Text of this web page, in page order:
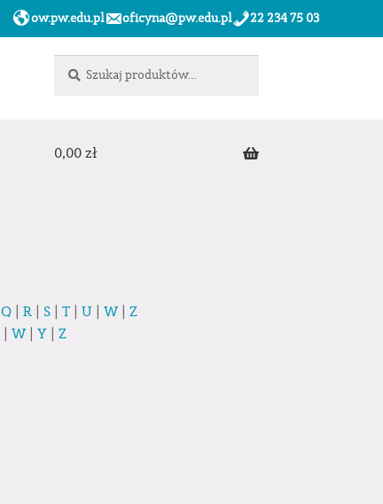
ow.pw.edu.pl oficyna@pw.edu.pl 22 234 75 03
0,00 zł
Q| R| S| T| U | W| Z
| W| Y| Z